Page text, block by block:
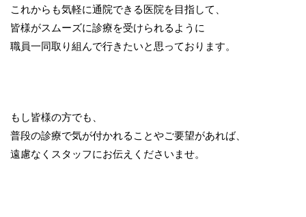
これからも気軽に通院できる医院を目指して、
皆様がスムーズに診療を受けられるように
職員一同取り組んで行きたいと思っております。
もし皆様の方でも、
普段の診療で気が付かれることやご要望があれば、
遠慮なくスタッフにお伝えくださいませ。